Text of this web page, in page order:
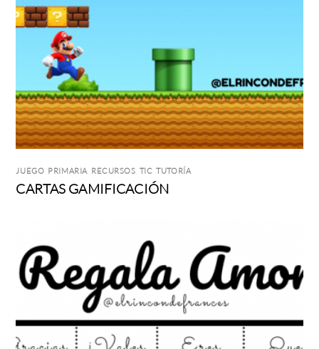
JUEGO PRIMARIA RECURSOS TIC ,TUTORÍA
CARTAS GAMIFICACIÓN